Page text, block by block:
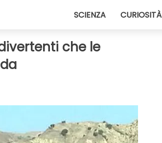
SCIENZA CURIOSITÀ
che le